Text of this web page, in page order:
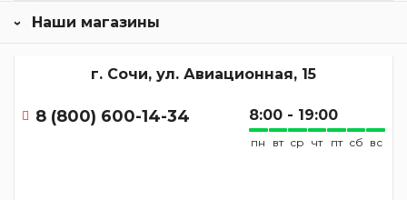
Наши магазины
г. Сочи, ул. Авиационная, 15
8 (800) 600-14-34 8:00 - 19:00
пн вт ср чт пт сб вс